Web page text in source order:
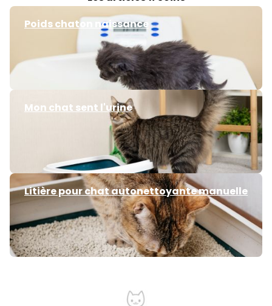
Poids chaton naissance
Mon chat sent l'urine
Litière pour chat autonettoyante manuelle